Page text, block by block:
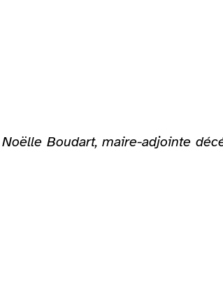
Boudart, maire-adjointe